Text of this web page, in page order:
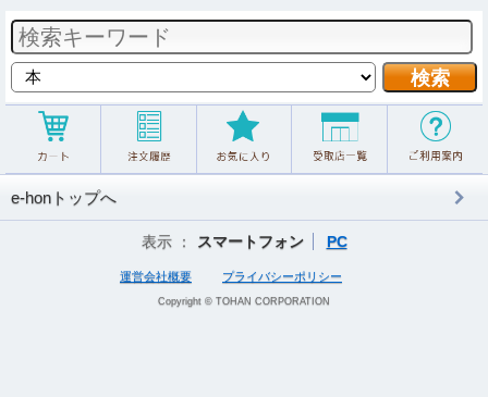
e-honトップへ
表示 ： スマートフォン PC
運営会社概要 プライバシーポリシー
Copyright © TOHAN CORPORATION